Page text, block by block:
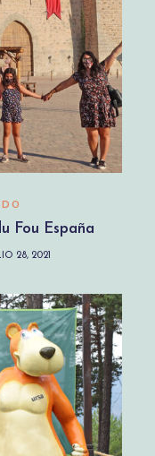
Fou España
28, 2021